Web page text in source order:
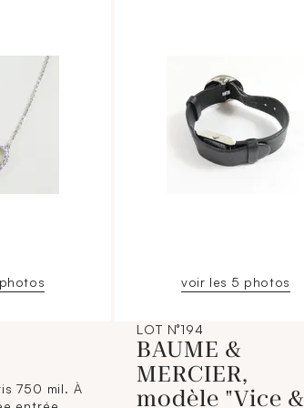
750 mil. À
voir les 5 photos
LOT N°194
BAUME &
MERCIER,
modèle "Vice &